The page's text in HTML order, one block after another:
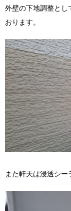
外壁の下地調整とし
おります。
また軒天は浸透シー